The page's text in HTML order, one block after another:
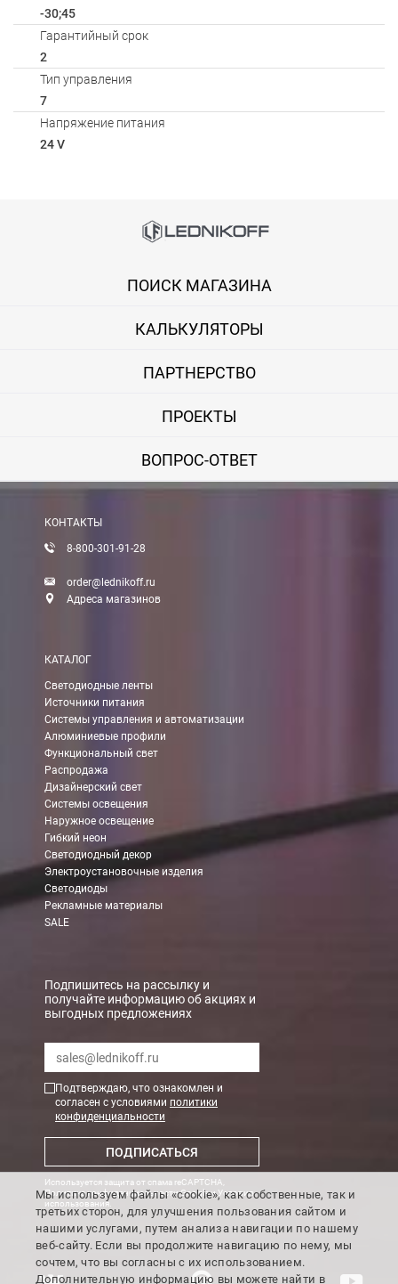
-30;45
Гарантийный срок
2
Тип управления
7
Напряжение питания
24 V
Вы можете оплатить покупку на сайте банковской картой
Оплата при получении
Вы можете оплатить заказ непосредственно при получении
Вы можете оплатить заказ по выставленному счету в любом
Доставка:
Вы можете самостоятельно забрать заказ в одном из наших
В Москве (внутри МКАД)
БЕСПЛАТНАЯ доставка при сумме заказа от 7000 руб.
При заказе менее 7000 руб. стоимость доставки 750 руб.
В Москве и МО (за МКАД)
При заказе от 7000 руб. стоимость доставки равна 30 руб.
При заказе менее 7000 руб. стоимость доставки 750 руб. +
В Санкт-Петербурге
При заказе менее 7000 руб. стоимость доставки
Мы можем доставить ваши заказы сервисом компании
Транспортные компании
Доставка до ТК от 7000 руб. БЕСПЛАТНО.
При заказе менее 7000 руб. стоимость доставки до ТК 750 руб.
Стоимость доставки ТК до Вашего пункта назначения Вы
Подробнее обоплате и доставке
ПОИСК МАГАЗИНА
КАЛЬКУЛЯТОРЫ
ПАРТНЕРСТВО
ПРОЕКТЫ
ВОПРОС-ОТВЕТ
КОНТАКТЫ
8-800-301-91-28
order@lednikoff.ru
Адреса магазинов
КАТАЛОГ
Светодиодные ленты
Источники питания
Системы управления и автоматизации
Алюминиевые профили
Функциональный свет
Распродажа
Дизайнерский свет
Системы освещения
Наружное освещение
Гибкий неон
Светодиодный декор
Электроустановочные изделия
Светодиоды
Рекламные материалы
SALE
Подпишитесь на рассылку и
получайте информацию об акциях и
выгодных предложениях
Подтверждаю, что ознакомлен и
согласен с условиями политики
конфиденциальности
ПОДПИСАТЬСЯ
Используется защита от спама reCAPTCHA,
Политика конфиденциальности GoogleиУсловия
использования
Мы используем файлы «cookie», как собственные, так и
третьих сторон, для улучшения пользования сайтом и
нашими услугами, путем анализа навигации по нашему
веб-сайту. Если вы продолжите навигацию по нему, мы
сочтем, что вы согласны с их использованием.
Дополнительную информацию вы можете найти в